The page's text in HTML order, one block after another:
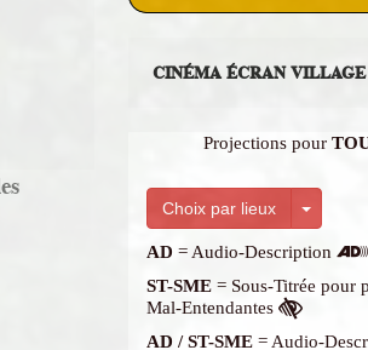
CINÉMA ÉCRAN VILLAGE